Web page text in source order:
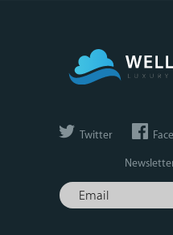
Twitter